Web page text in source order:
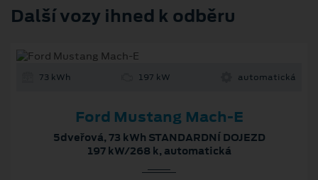
Další vozy ihned k odběru
73 kWh 197 kW automatická
Ford Mustang Mach-E
5dveřová, 73 kWh STANDARDNÍ DOJEZD
197 kW/268 k, automatická